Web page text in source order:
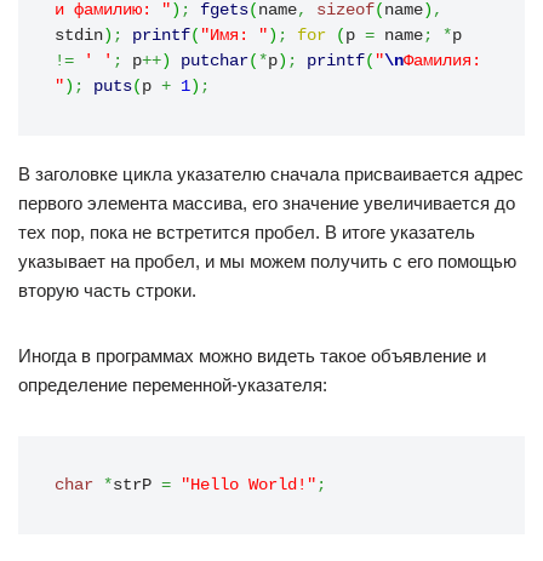
и фамилию: " ) ; fgets( name, sizeof( name ) ,
stdin ) ; printf( "Имя: " ) ; for ( p = name; *
!=
' ' ; p++ ) putchar( *p ) ; printf( "\nФамилия:
" ) ; puts( p + 1 ) ;
В заголовке цикла указателю сначала присваивается адрес
первого элемента массива, его значение увеличивается до
тех пор, пока не встретится пробел. В итоге указатель
указывает на пробел, и мы можем получить с его помощью
вторую часть строки.
Иногда в программах можно видеть такое объявление и
определение переменной-указателя:
char *strP = "Hello World!" ;